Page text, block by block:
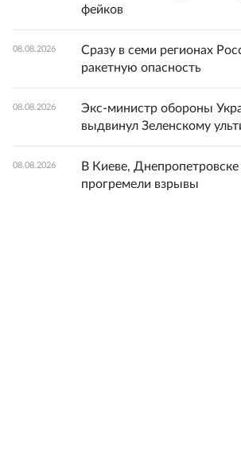
фейков
08.08.2026
Сразу в семи регионах
ракетную опасность
08.08.2026
Экс-министр обороны
выдвинул Зеленскому
08.08.2026
В Киеве,
прогремели взрывы